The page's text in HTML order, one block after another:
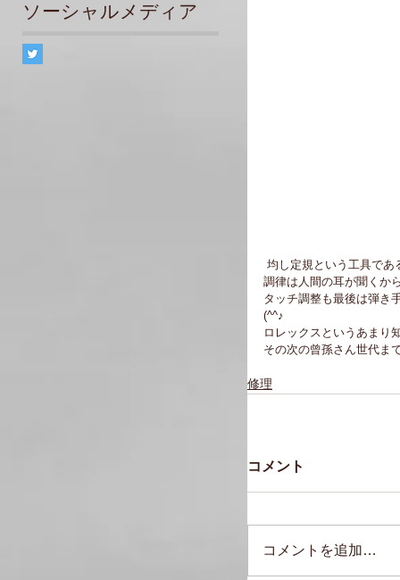
ソーシャルメディア
均し定規という工具であ
調律は人間の耳が聞くか
タッチ調整も最後は弾き
(^^♪
ロレックスというあまり
その次の曾孫さん世代ま
修理
コメント
コメントを追加…